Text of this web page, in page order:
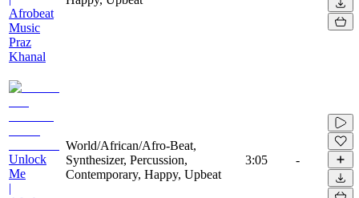
Afrobeat
Music
Praz
Khanal
Unlock
Me
|
World/African/Afro-Beat,
Synthesizer, Percussion,
Contemporary, Happy, Upbeat
3:05 -